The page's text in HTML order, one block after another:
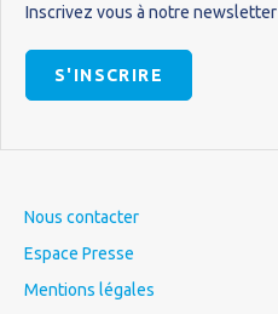
Inscrivez vous à notre newsletter
S'INSCRIRE
Nous contacter
Espace Presse
Mentions légales